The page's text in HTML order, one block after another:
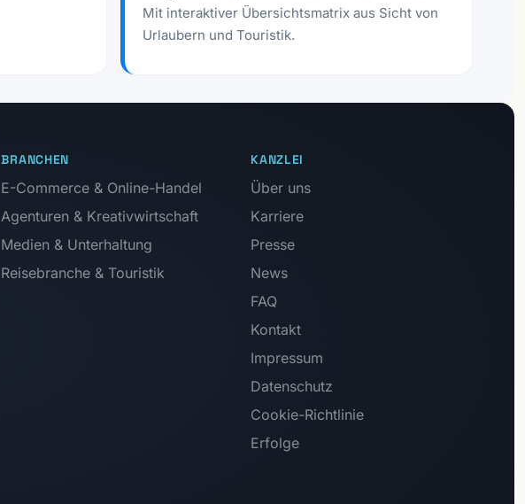
Mit interaktiver Übersichtsmatrix aus Sicht von
Urlaubern und Touristik.
BRANCHEN
E-Commerce & Online-Handel
Agenturen & Kreativwirtschaft
Medien & Unterhaltung
Reisebranche & Touristik
KANZLEI
Über uns
Karriere
Presse
News
FAQ
Kontakt
Impressum
Datenschutz
Cookie-Richtlinie
Erfolge